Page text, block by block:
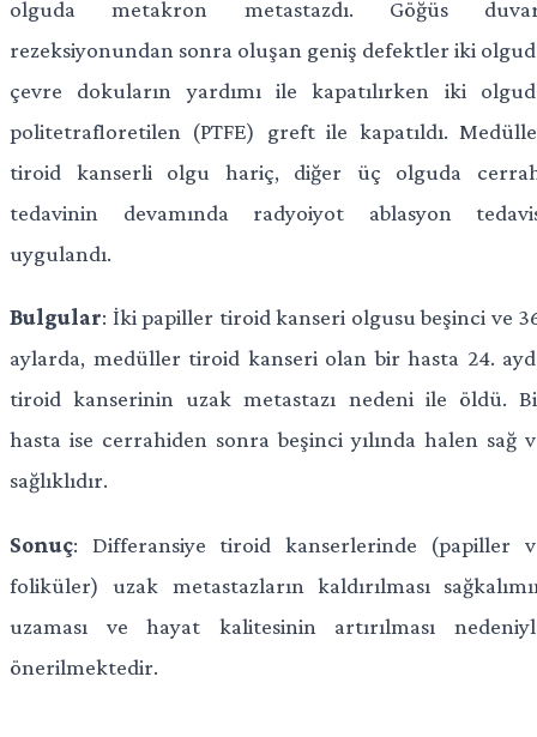
olguda metakron metastazdı. Göğüs
rezeksiyonundan sonra oluşan geniş defektler iki
çevre dokuların yardımı ile kapatılırken iki
politetrafloretilen (PTFE) greft ile kapatıldı.
tiroid kanserli olgu hariç, diğer üç olguda
tedavinin devamında radyoiyot ablasyon
uygulandı.
Bulgular: İki papiller tiroid kanseri olgusu beşinci ve
aylarda, medüller tiroid kanseri olan bir hasta 24.
tiroid kanserinin uzak metastazı nedeni ile öldü.
hasta ise cerrahiden sonra beşinci yılında halen sağ
sağlıklıdır.
Sonuç: Differansiye tiroid kanserlerinde (papiller
foliküler) uzak metastazların kaldırılması
uzaması ve hayat kalitesinin artırılması
önerilmektedir.